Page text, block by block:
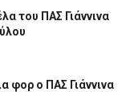
του ΠΑΣ Γιάννινα
φορ ο ΠΑΣ Γιάννινα